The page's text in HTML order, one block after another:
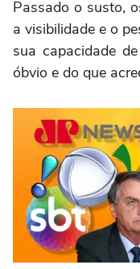
Passado o susto,
a visibilidade e o
sua capacidade
óbvio e do que